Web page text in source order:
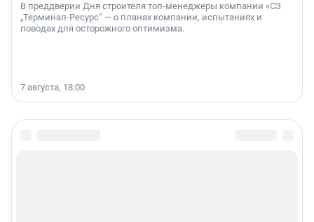
В преддверии Дня строителя топ-менеджеры компании «СЗ
„Терминал-Ресурс“ — о планах компании, испытаниях и
поводах для осторожного оптимизма.
7 августа, 18:00